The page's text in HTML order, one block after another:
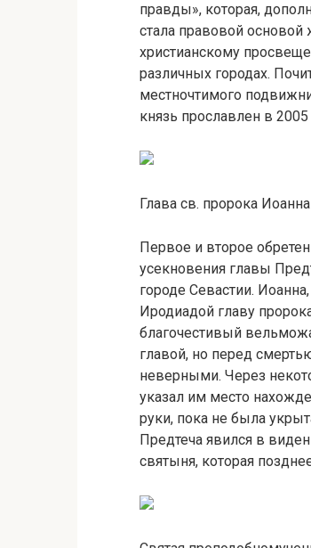
правды», которая,
стала правовой основой
христианскому
различных городах.
местночтимого
князь прославлен в
Глава св. пророка
Первое и второе
усекновения главы
городе Севастии.
Иродиадой главу
благочестивый
главой, но перед
неверными. Через
указал им место
руки, пока не была
Предтеча явился в
святыня, которая